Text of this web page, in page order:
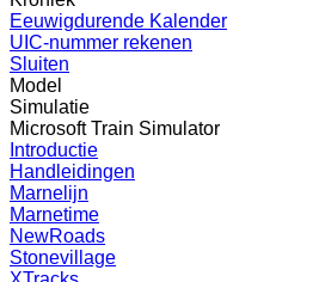
Eeuwigdurende Kalender
UIC-nummer rekenen
Sluiten
Model
Simulatie
Microsoft Train Simulator
Introductie
Handleidingen
Marnelijn
Marnetime
NewRoads
Stonevillage